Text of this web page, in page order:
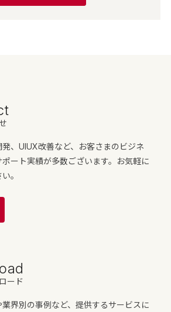
、UIUX改善など、お客さまのビジネ
ート実績が多数ございます。お気軽に
。
ード
界別の事例など、提供するサービスに